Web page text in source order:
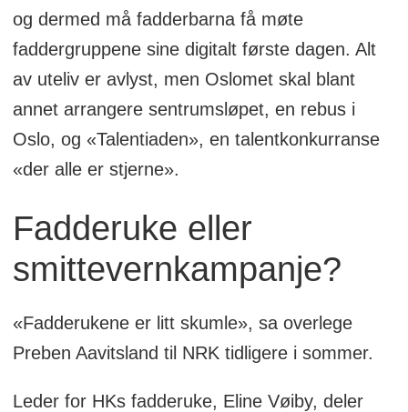
og dermed må fadderbarna få møte
faddergruppene sine digitalt første dagen. Alt
av uteliv er avlyst, men Oslomet skal blant
annet arrangere sentrumsløpet, en rebus i
Oslo, og «Talentiaden», en talentkonkurranse
«der alle er stjerne».
Fadderuke eller
smittevernkampanje?
«Fadderukene er litt skumle», sa overlege
Preben Aavitsland til NRK tidligere i sommer.
Leder for HKs fadderuke, Eline Vøiby, deler